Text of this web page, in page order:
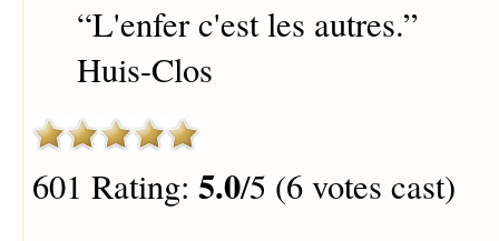
“L'enfer c'est les autres.”
Huis-Clos
601 Rating: 5.0/5 (6 votes cast)